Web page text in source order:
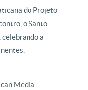
do Projeto
o Santo
celebrando a
Media